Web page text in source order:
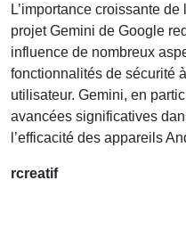
L’importance croissante
projet Gemini de Google
influence de nombreux
fonctionnalités de sécurité
utilisateur. Gemini, en
avancées significatives
l’efficacité des appareils
rcreatif